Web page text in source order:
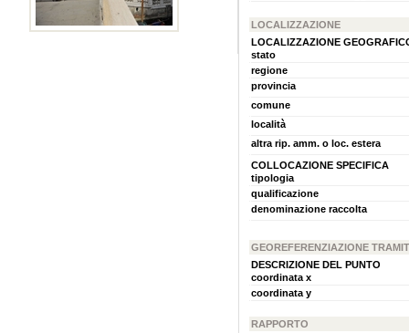
LOCALIZZAZIONE
LOCALIZZAZIONE
stato
regione
provincia
comune
località
altra rip. amm. o loc. estera
COLLOCAZIONE SPECIFICA
tipologia
qualificazione
denominazione raccolta
GEOREFERENZIAZIONE
DESCRIZIONE DEL PUNTO
coordinata x
coordinata y
RAPPORTO